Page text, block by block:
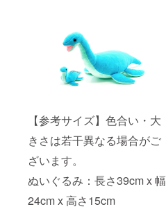
【参考サイズ】色合い・大
きさは若干異なる場合がご
ざいます。
ぬいぐるみ：長さ39cm x 幅
24cm x 高さ15cm